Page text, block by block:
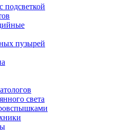
подсветкой
пузырей
света